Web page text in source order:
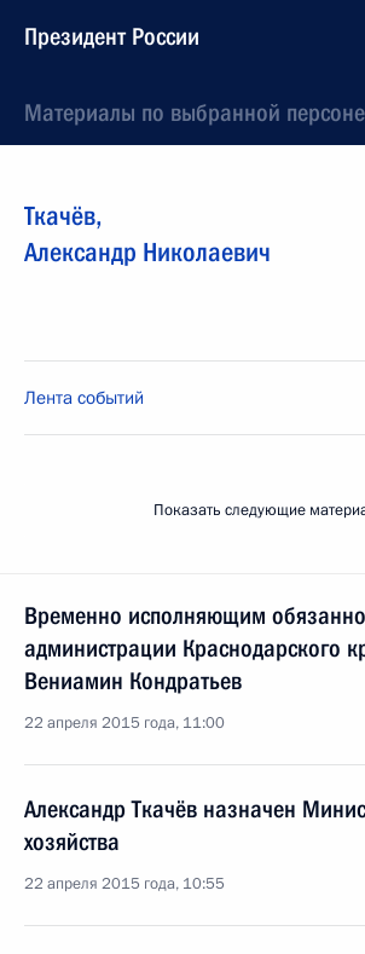
Президент России
Материалы по выбранной персоне
Ткачёв,
Александр Николаевич
Лента событий
Показать следующие
Временно исполняющим
администрации Краснодарского
Вениамин Кондратьев
22 апреля 2015 года, 11:00
Александр Ткачёв назначен
хозяйства
22 апреля 2015 года, 10:55